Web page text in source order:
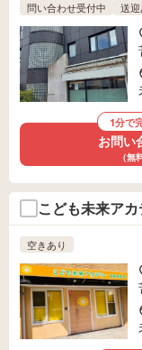
問い合わせ受付中 送迎
1分で
お問い
（無
こども未来ア
空きあり